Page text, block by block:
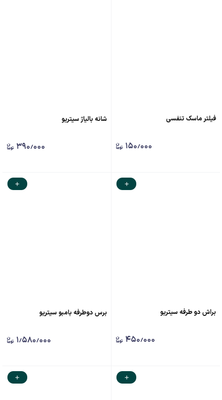
فیلتر ماسک تنفسی
۱۵۰٫۰۰۰
شانه بالياژ سيتريو
۳۹۰٫۰۰۰
براش دو طرفه سیتریو
۴۵۰٫۰۰۰
برس دوطرفه بامبو سیتریو
۱٫۵۸۰٫۰۰۰